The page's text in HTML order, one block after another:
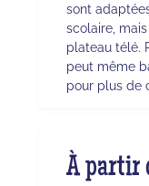
sont
scolaire,
plateau télé.
peut même
pour plus de
À partir